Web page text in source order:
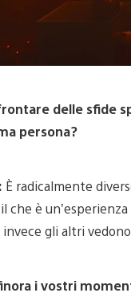
delle sfide
persona?
È radicalmente
che è
gli altri vedono.
i vostri